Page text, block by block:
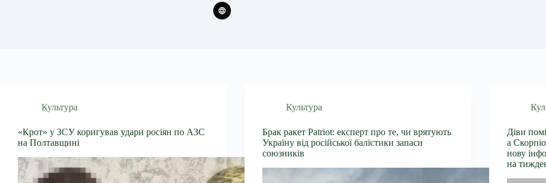
Культура
«Крот» у ЗСУ коригував удари росіян по АЗС
на Полтавщині
Культура
Брак ракет Patriot: експерт про те, чи врятують
Україну від російської балістики запаси
союзників
Діви
а
нову
на